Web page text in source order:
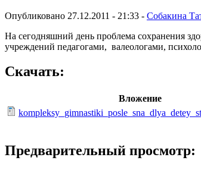
Опубликовано 27.12.2011 - 21:33 - Собакина
На сегодняшний день проблема сохранения
учреждений педагогами, валеологами,
Скачать:
Вложение
Предварительный просмотр: